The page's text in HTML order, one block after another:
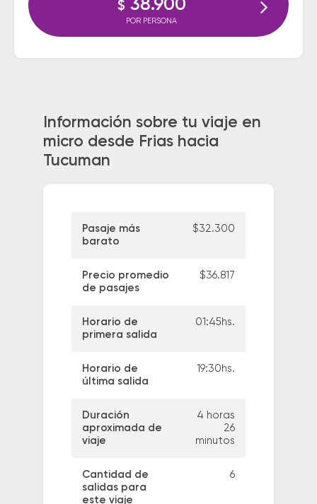
$ 38.900
POR PERSONA
Información sobre tu viaje en
micro desde Frias hacia
Tucuman
Pasaje más
barato
$32.300
Precio promedio
de pasajes
$36.817
Horario de
primera salida
01:45hs.
Horario de
última salida
19:30hs.
Duración
aproximada de
viaje
4 horas
26
minutos
Cantidad de
salidas para
este viaje
6